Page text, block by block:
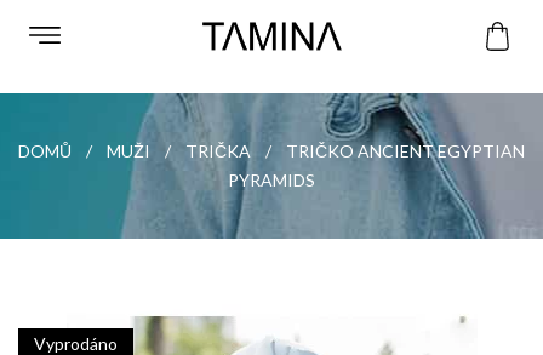
DOMŮ MUŽI TRIČKA
TRIČKO ANCIENT EGYPTIAN
PYRAMIDS
Vyprodáno